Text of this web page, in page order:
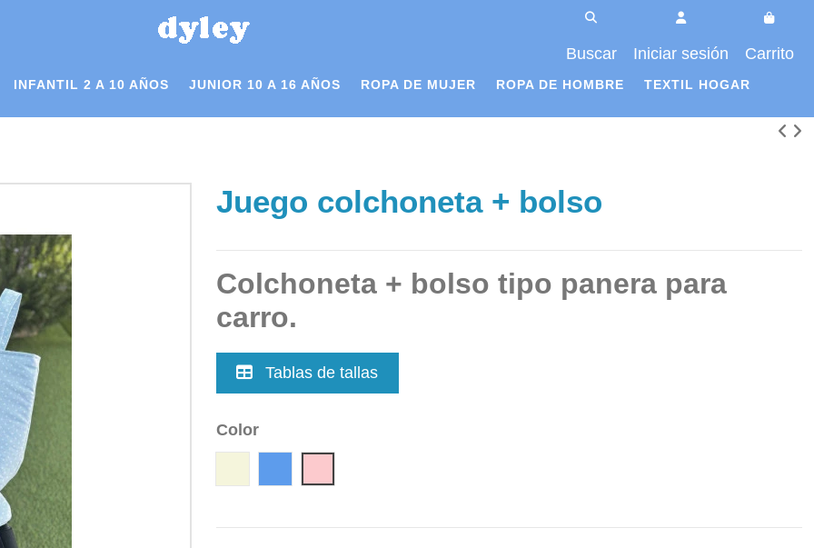
Buscar Iniciar sesión Carrito
INFANTIL 2 A 10 AÑOS JUNIOR 10 A 16 AÑOS ROPA DE MUJER ROPA DE HOMBRE TEXTIL HOGAR
Juego colchoneta + bolso
Colchoneta + bolso tipo panera para
carro.
Tablas de tallas
Color